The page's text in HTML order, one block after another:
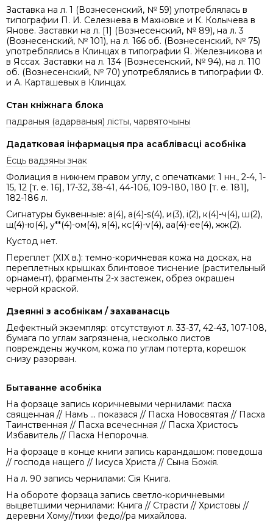
Заставка на л. 1 (Вознесенский, № 59) употреблялась в
типографии П. И. Селезнева в Махновке и К. Колычева в
Янове. Заставки на л. [1] (Вознесенский, № 89), на л. 3
(Вознесенский, № 101), на л. 166 об. (Вознесенский, № 75)
употреблялись в Клинцах в типографии Я. Железникова и
в Яссах. Заставки на л. 134 (Вознесенский, № 94), на л. 110
об. (Вознесенский, № 70) употреблялись в типографии Ф.
и А. Карташевых в Клинцах.
Стан кніжнага блока
падраныя (адарваныя) лісты, чарвяточыны
Дадатковая інфармацыя пра асаблівасці асобніка
Ёсць вадзяны знак
Фолиация в нижнем правом углу, с опечатками: 1 нн., 2-4, 1-
15, 12 [т. е. 16], 17-32, 38-41, 44-106, 109-180, 180 [т. е. 181],
182-186 л.
Сигнатуры буквенные: а(4), a(4)-s(4), и(3), i(2), к(4)-ч(4), ш(2),
щ(4)-ю(4), у**(4)-ом(4), я(4), кс(4)-v(4), aa(4)-ее(4), жж(2).
Кустод нет.
Переплет (XIX в.): темно-коричневая кожа на досках, на
переплетных крышках блинтовое тиснение (растительный
орнамент), фрагменты 2-х застежек, обрез окрашен
черной краской.
Дзеянні з асобнікам / захаванасць
Дефектный экземпляр: отсутствуют л. 33-37, 42-43, 107-108,
бумага по углам загрязнена, несколько листов
повреждены жучком, кожа по углам потерта, корешок
снизу разорван.
Бытаванне асобніка
На форзаце запись коричневыми чернилами: пасха
священная // Намъ ... показася // Пасха Новосвятая // Пасха
Таинственная // Пасха всечеснная // Пасха Христосъ
Избавитель // Пасха Непорочна.
На форзаце в конце книги запись карандашом: поведоша
// господа нащего // Іисуса Христа // Сына Божія.
На л. 90 запись чернилами: Сія Книга.
На обороте форзаца запись светло-коричневыми
выцветшими чернилами: Книга // Страсти // Христовы //
деревни Хому//тихи федо//ра михайлова.